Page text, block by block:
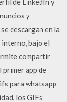
de LinkedIn y
y
descargan en la
interno, bajo el
compartir
primer app de
para whatsapp
los GIFs